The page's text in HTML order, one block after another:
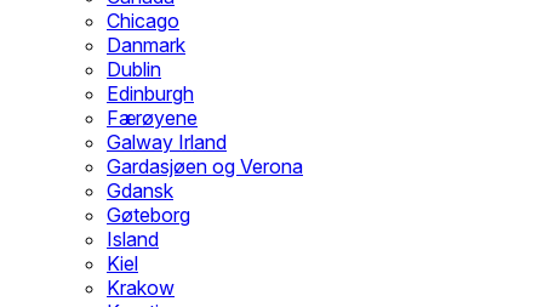
Chicago
Danmark
Dublin
Edinburgh
Færøyene
Galway Irland
Gardasjøen og Verona
Gdansk
Gøteborg
Island
Kiel
Krakow